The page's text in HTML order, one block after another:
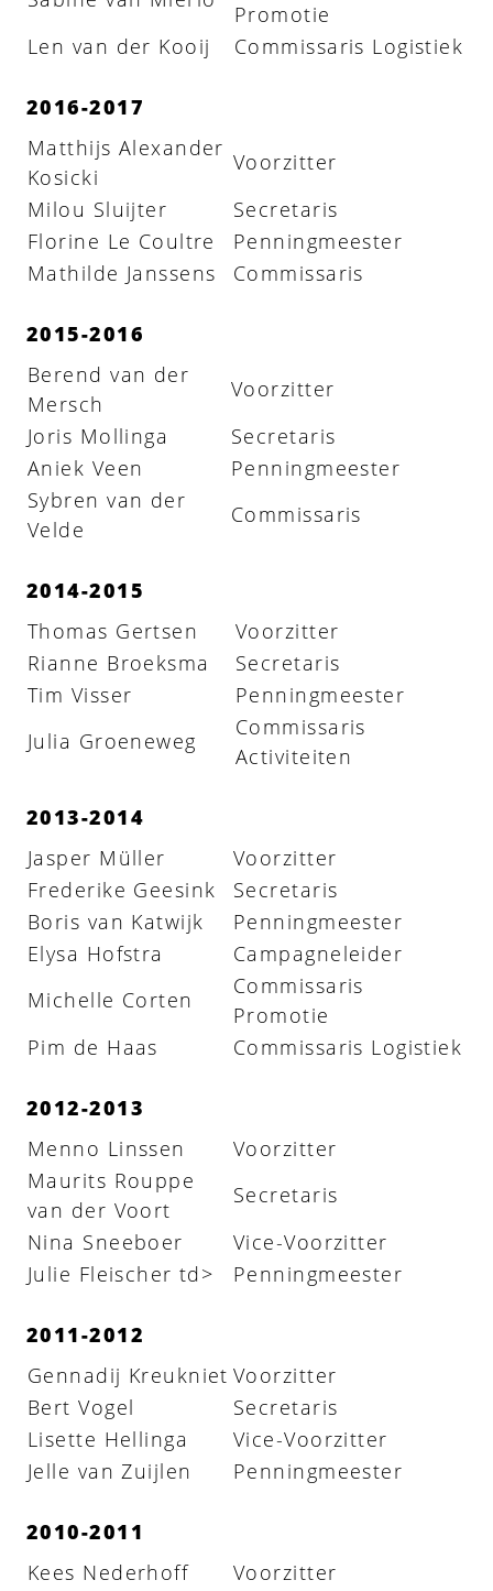
Promotie
Len van der Kooij
Commissaris Logistiek
2016-2017
Matthijs Alexander
Kosicki
Voorzitter
Milou Sluijter
Secretaris
Florine Le Coultre
Penningmeester
Mathilde Janssens
Commissaris
2015-2016
Berend van der
Mersch
Voorzitter
Joris Mollinga
Secretaris
Aniek Veen
Penningmeester
Sybren van der
Velde
Commissaris
2014-2015
Thomas Gertsen
Voorzitter
Rianne Broeksma
Secretaris
Tim Visser
Penningmeester
Julia Groeneweg
Commissaris
Activiteiten
2013-2014
Jasper Müller
Voorzitter
Frederike Geesink
Secretaris
Boris van Katwijk
Penningmeester
Elysa Hofstra
Campagneleider
Michelle Corten
Commissaris
Promotie
Pim de Haas
Commissaris Logistiek
2012-2013
Menno Linssen
Voorzitter
Maurits Rouppe
van der Voort
Secretaris
Nina Sneeboer
Vice-Voorzitter
Julie Fleischer td>
Penningmeester
2011-2012
Gennadij Kreukniet Voorzitter
Bert Vogel
Secretaris
Lisette Hellinga
Vice-Voorzitter
Jelle van Zuijlen
Penningmeester
2010-2011
Kees Nederhoff
Voorzitter